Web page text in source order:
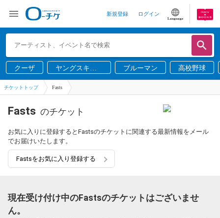
新規登録 ログイン
Language
クーザ
ヤングスキニ
ー
ブルーマン 高校野球
チケットトップ Fasts
Fasts のチケット
お気に入りに登録するとFastsのチケットに関連する最新情報をメール
でお届けいたします。
Fastsをお気に入り登録する
現在受け付け中のFastsのチケットはございませ
ん。